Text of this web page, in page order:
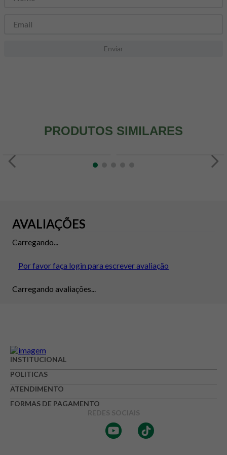
Enviar
PRODUTOS SIMILARES
AVALIAÇÕES
Carregando...
Por favor faça login para escrever avaliação
Carregando avaliações...
INSTITUCIONAL
POLITICAS
ATENDIMENTO
FORMAS DE PAGAMENTO
REDES SOCIAIS
8º snack proteico mundo verde
9 psyllium